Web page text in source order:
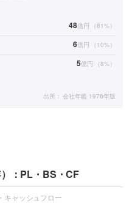
48億円 （81%）
6億円 （ 10%）
5億円 （8%）
出所： 会社年鑑 1976年版
：PL・BS・CF
キャッシュフロー